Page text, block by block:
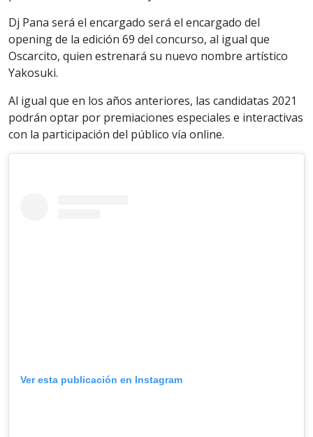
Dj Pana será el encargado será el encargado del
opening de la edición 69 del concurso, al igual que
Oscarcito, quien estrenará su nuevo nombre artístico
Yakosuki.
Al igual que en los años anteriores, las candidatas 2021
podrán optar por premiaciones especiales e interactivas
con la participación del público vía online.
Ver esta publicación en Instagram